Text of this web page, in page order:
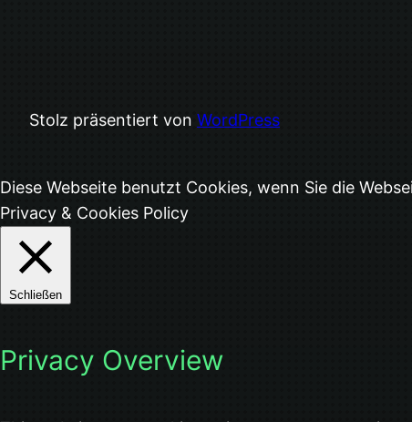
Stolz präsentiert von WordPress
Diese Webseite benutzt Cookies, wenn Sie die
Privacy & Cookies Policy
Schließen
Privacy Overview